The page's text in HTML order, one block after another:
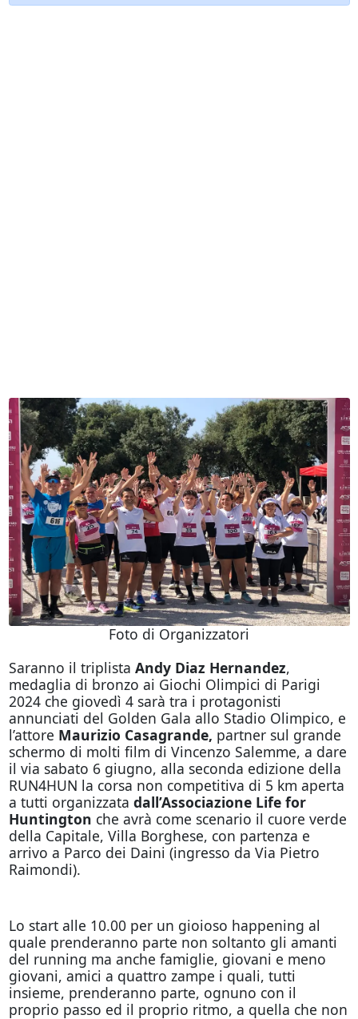
Foto di Organizzatori
Saranno il triplista Andy Diaz Hernandez,
medaglia di bronzo ai Giochi Olimpici di Parigi
2024 che giovedì 4 sarà tra i protagonisti
annunciati del Golden Gala allo Stadio Olimpico, e
l’attore Maurizio Casagrande, partner sul grande
schermo di molti film di Vincenzo Salemme, a dare
il via sabato 6 giugno, alla seconda edizione della
RUN4HUN la corsa non competitiva di 5 km aperta
a tutti organizzata dall’Associazione Life for
Huntington che avrà come scenario il cuore verde
della Capitale, Villa Borghese, con partenza e
arrivo a Parco dei Daini (ingresso da Via Pietro
Raimondi).
Lo start alle 10.00 per un gioioso happening al
quale prenderanno parte non soltanto gli amanti
del running ma anche famiglie, giovani e meno
giovani, amici a quattro zampe i quali, tutti
insieme, prenderanno parte, ognuno con il
proprio passo ed il proprio ritmo, a quella che non